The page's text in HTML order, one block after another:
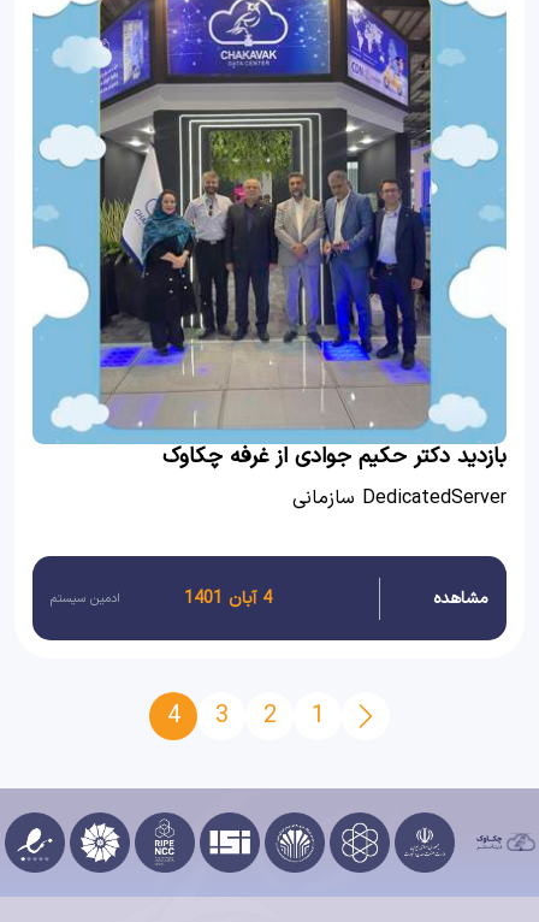
بازدید دکتر حکیم جوادی از غرفه چکاوک
DedicatedServer سازمانی
مشاهده 4 آبان 1401 ادمین سیستم
1
2
3
4